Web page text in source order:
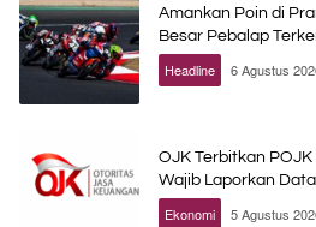
Amankan Poin di
Besar Pebalap
Headline 6 Agustus
OJK Terbitkan
Wajib Laporkan
Ekonomi 5 Agustus